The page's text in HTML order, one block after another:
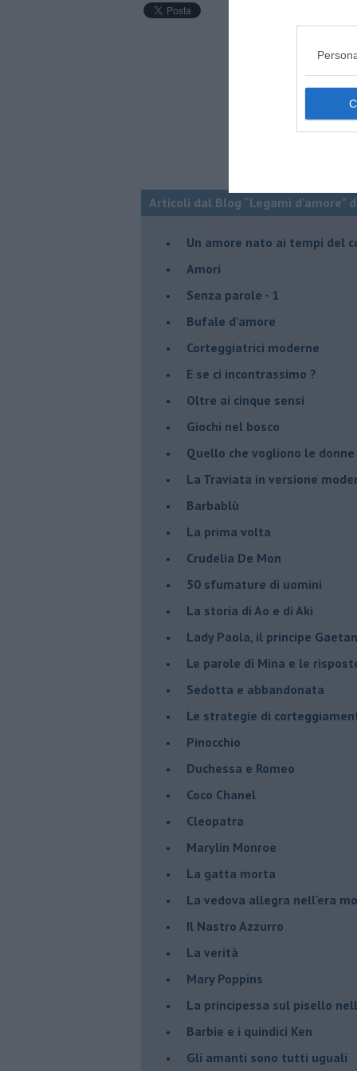
Articoli dal Blog “Legami d'amore”
Un amore nato ai tempi del
Amori
Senza parole - 1
Bufale d'amore
Corteggiatrici moderne
E se ci incontrassimo ?
Oltre ai cinque sensi
Giochi nel bosco
Quello che vogliono le donne
La Traviata in versione
Barbablù
La prima volta
Crudelia De Mon
50 sfumature di uomini
La storia di Ao e di Aki
Lady Paola, il principe
Le parole di Mina e le
Sedotta e abbandonata
Le strategie di
Pinocchio
Duchessa e Romeo
Coco Chanel
Cleopatra
Marylin Monroe
La gatta morta
La vedova allegra nell'era
​Il Nastro Azzurro
La verità
Mary Poppins
La principessa sul pisello
Barbie e i quindici Ken
Gli amanti sono tutti uguali